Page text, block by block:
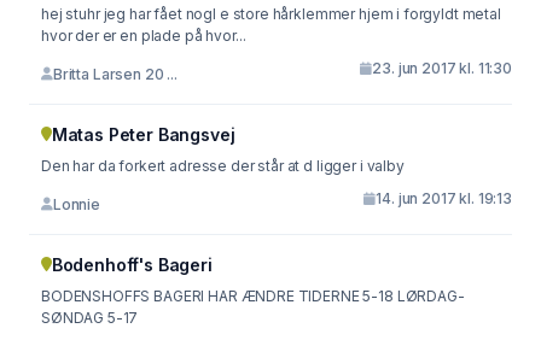
hej stuhr jeg har fået nogl e store hårklemmer hjem i forgyldt metal
hvor der er en plade på hvor...
Britta Larsen 20 ... 23. jun 2017 kl. 11:30
Matas Peter Bangsvej
Den har da forkert adresse der står at d ligger i valby
Lonnie 14. jun 2017 kl. 19:13
Bodenhoff's Bageri
BODENSHOFFS BAGERI HAR ÆNDRE TIDERNE 5-18 LØRDAG-
SØNDAG 5-17